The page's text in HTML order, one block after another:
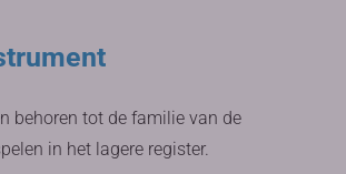
behoren tot de familie van de
in het lagere register.